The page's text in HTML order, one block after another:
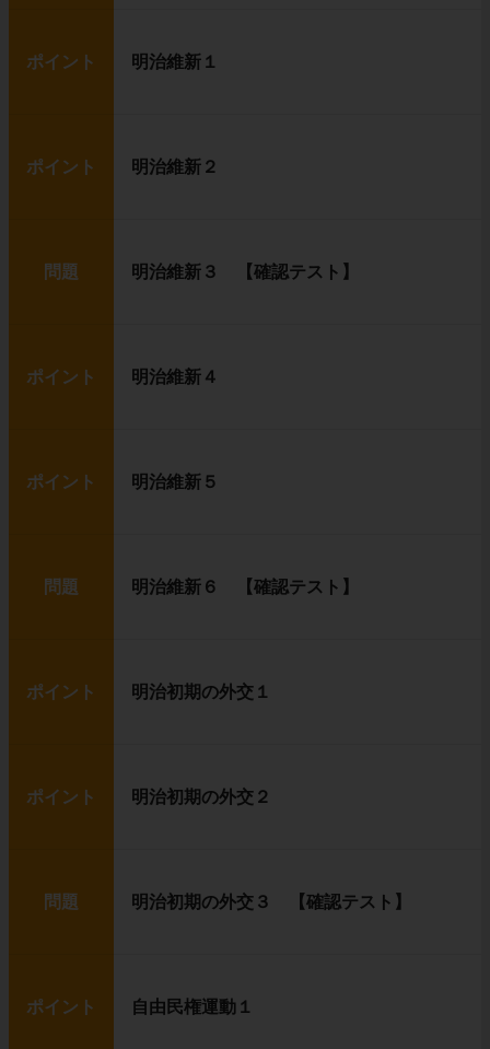
ポイント 明治維新１
ポイント 明治維新２
問題 明治維新３ 【確認テスト】
ポイント 明治維新４
ポイント 明治維新５
問題 明治維新６ 【確認テスト】
ポイント 明治初期の外交１
ポイント 明治初期の外交２
問題 明治初期の外交３ 【確認テスト】
ポイント 自由民権運動１